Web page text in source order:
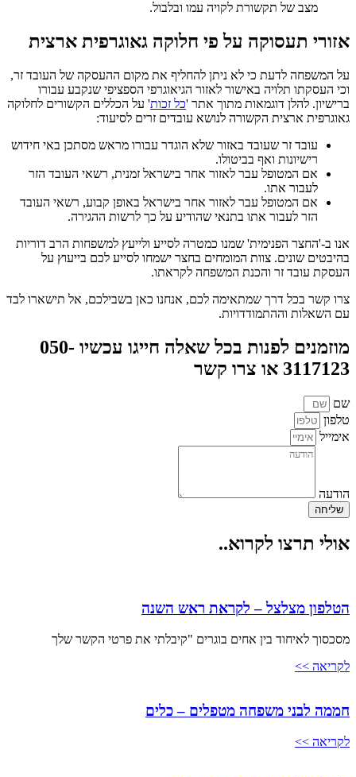
מצב של תקשורת לקויה עמו ובלבול.
אזורי תעסוקה על פי חלוקה גאוגרפית ארצית
על המשפחה לדעת כי לא ניתן להחליף את מקום ההעסקה של העובד זר,
וכי העסקתו תלויה באישור לאזור הגיאוגרפי הספציפי שנקבע עבורו
ברישיון. להלן דוגמאות מתוך אתר 'כל זכות' על הכללים הקשורים לחלוקה
גאוגרפית ארצית הקשורה לנושא עובדים זרים לסיעוד:
עובד זר שעובד באזור שלא הוגדר עבורו מראש מסתכן באי חידוש
רישיונות ואף בביטולו.
אם המטופל עבר לאזור אחר בישראל זמנית, רשאי העובד הזר
לעבור אתו.
אם המטופל עבר לאזור אחר בישראל באופן קבוע, רשאי העובד
הזר לעבור אתו בתנאי שהודיע על כך לרשות ההגירה.
אנו ב-'החצר הפנימית' שמנו כמטרה לסייע ולייעץ למשפחות הרב דוריות
בהיבטים שונים. צוות המומחים בחצר ישמחו לסייע לכם בייעוץ על
העסקת עובד זר והכנת המשפחה לקראתו.
צרו קשר בכל דרך שמתאימה לכם, אנחנו כאן בשבילכם, אל תישארו לבד
עם השאלות וההתמודדויות.
מוזמנים לפנות בכל שאלה חייגו עכשיו 050-
3117123 או צרו קשר
שם
טלפון
אימייל
הודעה
שליחה
אולי תרצו לקרוא..
הטלפון מצלצל – לקראת ראש השנה
מסכסוך לאיחוד בין אחים בוגרים "קיבלתי את פרטי הקשר שלך
לקריאה >>
חממה לבני משפחה מטפלים – כלים
לקריאה >>